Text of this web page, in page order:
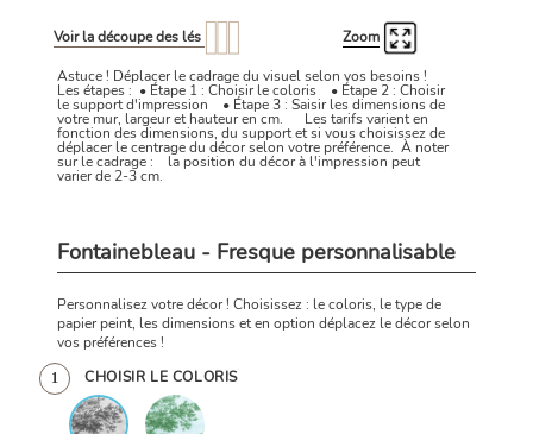
Voir la découpe des lés Zoom
Astuce ! Déplacer le cadrage du visuel selon vos besoins !
Les étapes : • Étape 1 : Choisir le coloris • Étape 2 : Choisir
le support d'impression • Étape 3 : Saisir les dimensions de
votre mur, largeur et hauteur en cm. Les tarifs varient en
fonction des dimensions, du support et si vous choisissez de
déplacer le centrage du décor selon votre préférence. À noter
sur le cadrage : la position du décor à l'impression peut
varier de 2-3 cm.
Fontainebleau - Fresque personnalisable
Personnalisez votre décor ! Choisissez : le coloris, le type de
papier peint, les dimensions et en option déplacez le décor selon
vos préférences !
1 CHOISIR LE COLORIS